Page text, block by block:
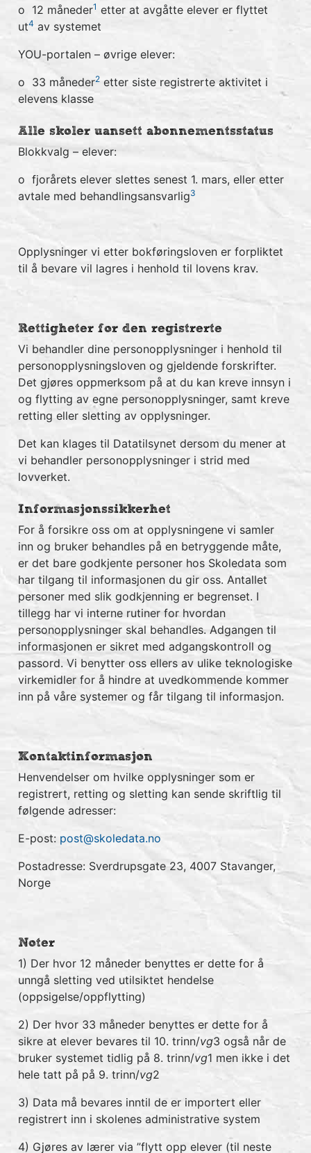
o 12 måneder1 etter at avgåtte elever er flyttet
ut4 av systemet
YOU-portalen – øvrige elever:
o 33 måneder2 etter siste registrerte aktivitet i
elevens klasse
Alle skoler uansett abonnementsstatus
Blokkvalg – elever:
o fjorårets elever slettes senest 1. mars, eller etter
avtale med behandlingsansvarlig3
Opplysninger vi etter bokføringsloven er forpliktet
til å bevare vil lagres i henhold til lovens krav.
Rettigheter for den registrerte
Vi behandler dine personopplysninger i henhold til
personopplysningsloven og gjeldende forskrifter.
Det gjøres oppmerksom på at du kan kreve innsyn i
og flytting av egne personopplysninger, samt kreve
retting eller sletting av opplysninger.
Det kan klages til Datatilsynet dersom du mener at
vi behandler personopplysninger i strid med
lovverket.
Informasjonssikkerhet
For å forsikre oss om at opplysningene vi samler
inn og bruker behandles på en betryggende måte,
er det bare godkjente personer hos Skoledata som
har tilgang til informasjonen du gir oss. Antallet
personer med slik godkjenning er begrenset. I
tillegg har vi interne rutiner for hvordan
personopplysninger skal behandles. Adgangen til
informasjonen er sikret med adgangskontroll og
passord. Vi benytter oss ellers av ulike teknologiske
virkemidler for å hindre at uvedkommende kommer
inn på våre systemer og får tilgang til informasjon.
Kontaktinformasjon
Henvendelser om hvilke opplysninger som er
registrert, retting og sletting kan sende skriftlig til
følgende adresser:
E-post: post@skoledata.no
Postadresse: Sverdrupsgate 23, 4007 Stavanger,
Norge
Noter
1) Der hvor 12 måneder benyttes er dette for å
unngå sletting ved utilsiktet hendelse
(oppsigelse/oppflytting)
2) Der hvor 33 måneder benyttes er dette for å
sikre at elever bevares til 10. trinn/vg3 også når de
bruker systemet tidlig på 8. trinn/vg1 men ikke i det
hele tatt på på 9. trinn/vg2
3) Data må bevares inntil de er importert eller
registrert inn i skolenes administrative system
4) Gjøres av lærer via ”flytt opp elever (til neste